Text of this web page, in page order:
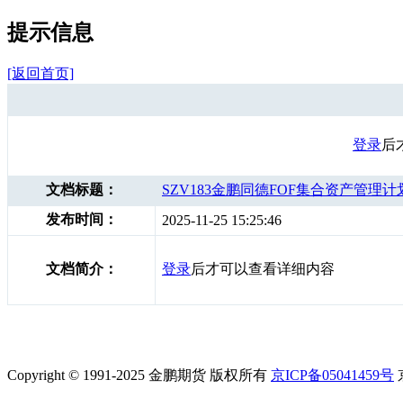
提示信息
[返回首页]
登录后
文档标题：
SZV183金鹏同德FOF集合资产管理计
发布时间：
2025-11-25 15:25:46
文档简介： 登录后才可以查看详细内容
Copyright © 1991-2025 金鹏期货 版权所有 京ICP备05041459号